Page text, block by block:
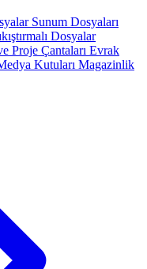
Sunum Dosyaları
Dosyalar
Proje Çantaları Evrak
Kutuları Magazinlik